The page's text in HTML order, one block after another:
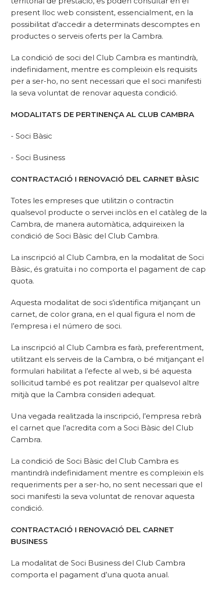
present lloc web consistent, essencialment, en la
possibilitat d’accedir a determinats descomptes en
productes o serveis oferts per la Cambra.
La condició de soci del Club Cambra es mantindrà,
indefinidament, mentre es compleixin els requisits
per a ser-ho, no sent necessari que el soci manifesti
la seva voluntat de renovar aquesta condició.
MODALITATS DE PERTINENÇA AL CLUB CAMBRA
- Soci Bàsic
- Soci Business
CONTRACTACIÓ I RENOVACIÓ DEL CARNET BÀSIC
Totes les empreses que utilitzin o contractin
qualsevol producte o servei inclòs en el catàleg de la
Cambra, de manera automàtica, adquireixen la
condició de Soci Bàsic del Club Cambra.
La inscripció al Club Cambra, en la modalitat de Soci
Bàsic, és gratuïta i no comporta el pagament de cap
quota.
Aquesta modalitat de soci s’identifica mitjançant un
carnet, de color grana, en el qual figura el nom de
l’empresa i el número de soci.
La inscripció al Club Cambra es farà, preferentment,
utilitzant els serveis de la Cambra, o bé mitjançant el
formulari habilitat a l’efecte al web, si bé aquesta
sol·licitud també es pot realitzar per qualsevol altre
mitjà que la Cambra consideri adequat.
Una vegada realitzada la inscripció, l’empresa rebrà
el carnet que l’acredita com a Soci Bàsic del Club
Cambra.
La condició de Soci Bàsic del Club Cambra es
mantindrà indefinidament mentre es compleixin els
requeriments per a ser-ho, no sent necessari que el
soci manifesti la seva voluntat de renovar aquesta
condició.
CONTRACTACIÓ I RENOVACIÓ DEL CARNET
BUSINESS
La modalitat de Soci Business del Club Cambra
comporta el pagament d’una quota anual.